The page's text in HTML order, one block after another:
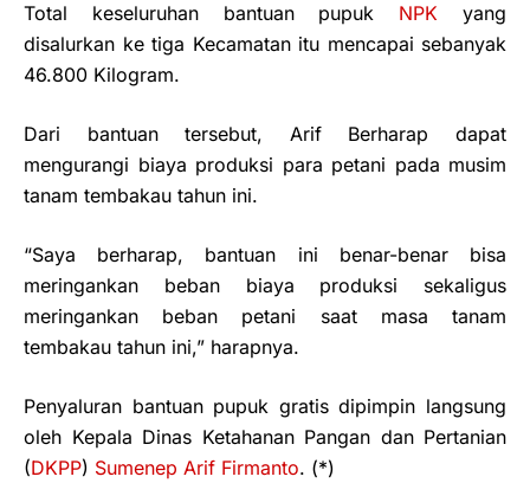
Total keseluruhan bantuan pupuk NPK yang
disalurkan ke tiga Kecamatan itu mencapai sebanyak
46.800 Kilogram.
Dari bantuan tersebut, Arif Berharap dapat
mengurangi biaya produksi para petani pada musim
tanam tembakau tahun ini.
“Saya berharap, bantuan ini benar-benar bisa
meringankan beban biaya produksi sekaligus
meringankan beban petani saat masa tanam
tembakau tahun ini,” harapnya.
Penyaluran bantuan pupuk gratis dipimpin langsung
oleh Kepala Dinas Ketahanan Pangan dan Pertanian
(DKPP) Sumenep Arif Firmanto. (*)